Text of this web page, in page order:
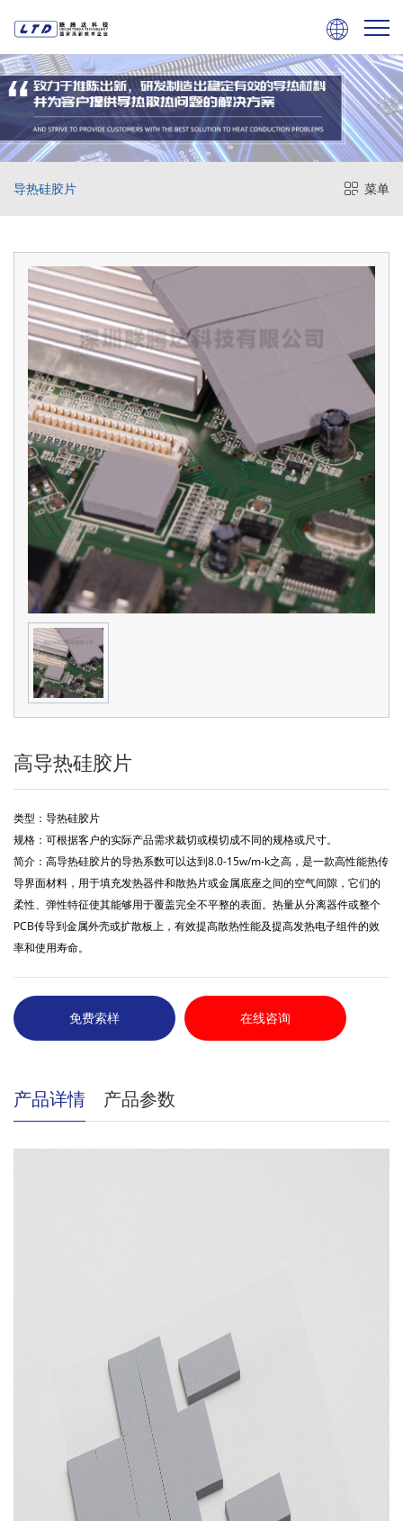

菜单
导热硅胶片
高导热硅胶片
类型：导热硅胶片
规格：可根据客户的实际产品需求裁切或模切成不同的规格或尺寸。
简介：高导热硅胶片的导热系数可以达到8.0-15w/m-k之高，是一款高性能热传
导界面材料，用于填充发热器件和散热片或金属底座之间的空气间隙，它们的
柔性、弹性特征使其能够用于覆盖完全不平整的表面。热量从分离器件或整个
PCB传导到金属外壳或扩散板上，有效提高散热性能及提高发热电子组件的效
率和使用寿命。
免费索样 在线咨询
产品详情 产品参数